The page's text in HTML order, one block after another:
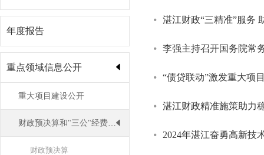
年度报告
重点领域信息公开
重大项目建设公开
财政预决算和"三公"经费公开
财政预决算
湛江财政“三精准”服务
李强主持召开国务院常
“债贷联动”激发重大项
湛江财政精准施策助力
2024年湛江奋勇高新技